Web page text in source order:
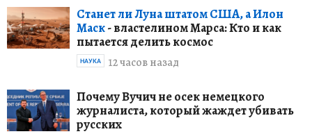
Станет ли Луна штатом США, а Илон
Маск- властелином Марса: Кто и как
пытается делить космос
12 часов назад
НАУКА
Почему Вучич не осек немецкого
журналиста, который жаждет убивать
русских